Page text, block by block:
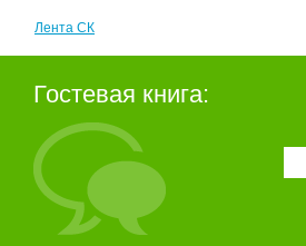
Лента СК
Гостевая книга: